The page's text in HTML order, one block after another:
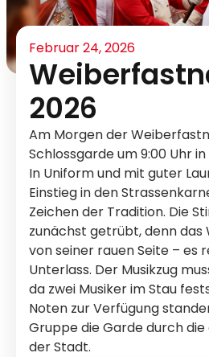
Februar 24, 2026
2026
Am Morgen der
Schlossgarde um 9:00 Uhr
In Uniform und mit guter
Einstieg in den
Zeichen der Tradition. Die
zunächst getrübt, denn
von seiner rauen Seite – es
Unterlass. Der Musikzug
da zwei Musiker im Stau
Noten zur Verfügung
Gruppe die Garde durch
der Stadt.